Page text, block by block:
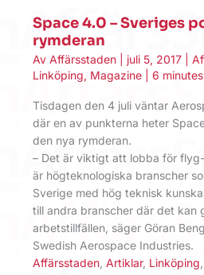
Space 4.0 – Sveriges
rymderan
Av Affärsstaden juli 5, 2017
Linköping, Magazine 6
Tisdagen den 4 juli väntar
där en av punkterna heter
den nya rymderan.
– Det är viktigt att lobba för
är högteknologiska branscher
Sverige med hög teknisk
till andra branscher där det kan
arbetstillfällen, säger Göran
Swedish Aerospace Industries.
Affärsstaden Artiklar, Linköping